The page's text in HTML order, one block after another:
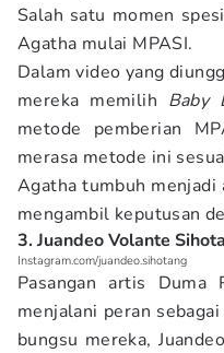
Salah satu momen
Agatha mulai MPASI.
Dalam video yang
mereka memilih Baby
metode pemberian
merasa metode ini
Agatha tumbuh menjadi
mengambil keputusan
3. Juandeo Volante
Instagram.com/juandeo.sihotang
Pasangan artis Duma
menjalani peran
bungsu mereka,